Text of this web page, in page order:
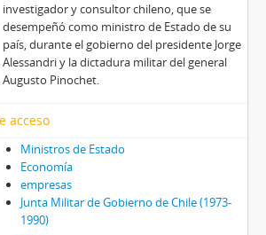
investigador y consultor chileno, que se
desempeñó como ministro de Estado de su
país, durante el gobierno del presidente Jorge
Alessandri y la dictadura militar del general
Augusto Pinochet.
acceso
Ministros de Estado
Economía
empresas
Junta Militar de Gobierno de Chile (1973-
1990)